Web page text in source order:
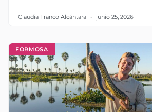
Claudia Franco Alcántara junio 25, 2026
FORMOSA